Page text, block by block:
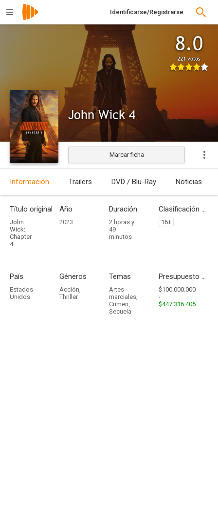
Identificarse/Registrarse
8.0
221 votos
John Wick 4
Estrenada
Marcar ficha
Información Trailers DVD / Blu-Ray Noticias
Título original
John
Wick:
Chapter
4
Año
2023
Duración
2 horas y
49
minutos
Clasificación por edades
16+
País
Estados
Unidos
Géneros
Acción,
Thriller
Temas
Artes
marciales,
Crimen,
Secuela
Presupuesto - Ingresos
$100.000.000
-
$447.316.405